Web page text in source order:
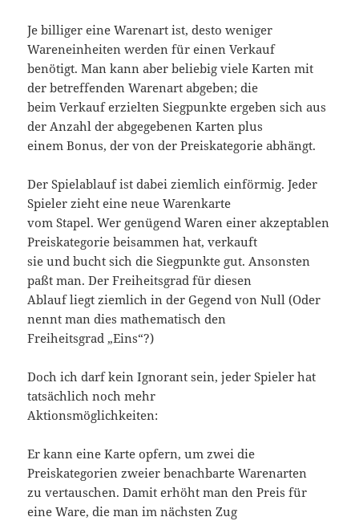
Je billiger eine Warenart ist, desto weniger
Wareneinheiten werden für einen Verkauf
benötigt. Man kann aber beliebig viele Karten mit
der betreffenden Warenart abgeben; die
beim Verkauf erzielten Siegpunkte ergeben sich aus
der Anzahl der abgegebenen Karten plus
einem Bonus, der von der Preiskategorie abhängt.
Der Spielablauf ist dabei ziemlich einförmig. Jeder
Spieler zieht eine neue Warenkarte
vom Stapel. Wer genügend Waren einer akzeptablen
Preiskategorie beisammen hat, verkauft
sie und bucht sich die Siegpunkte gut. Ansonsten
paßt man. Der Freiheitsgrad für diesen
Ablauf liegt ziemlich in der Gegend von Null (Oder
nennt man dies mathematisch den
Freiheitsgrad „Eins“?)
Doch ich darf kein Ignorant sein, jeder Spieler hat
tatsächlich noch mehr
Aktionsmöglichkeiten:
Er kann eine Karte opfern, um zwei die
Preiskategorien zweier benachbarte Warenarten
zu vertauschen. Damit erhöht man den Preis für
eine Ware, die man im nächsten Zug